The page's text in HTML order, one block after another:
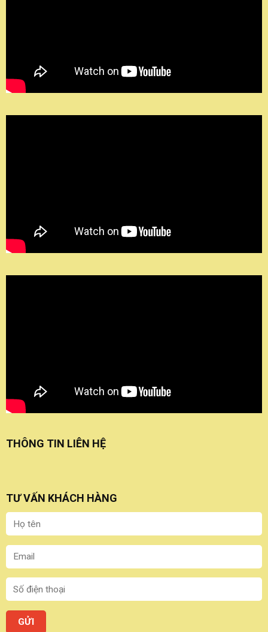
THÔNG TIN LIÊN HỆ
TƯ VẤN KHÁCH HÀNG